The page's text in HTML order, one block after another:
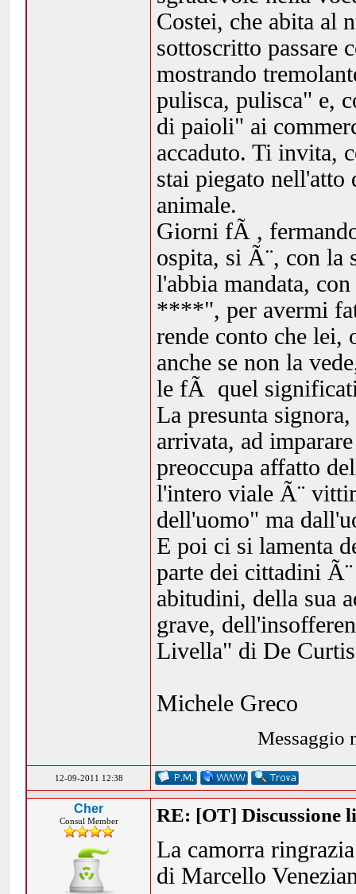
Costei, che abita al
sottoscritto passare
mostrando
pulisca, pulisca" e,
di paioli" ai
accaduto. Ti invita,
stai piegato
animale.
Giorni fÃ ,
ospita, si Ã¨, con la
l'abbia mandata,
****", per avermi
rende conto che lei,
anche se non la
le fÃ quel
La presunta
arrivata, ad
preoccupa affatto
l'intero viale Ã¨
dell'uomo" ma
E poi ci si lamenta
parte dei cittadini
abitudini, della sua
grave,
Livella" di De
Michele Greco
Messaggio
12-09-2011 12:38
Cher
Consul Member RE: [OT] Discussione
La camorra
di Marcello